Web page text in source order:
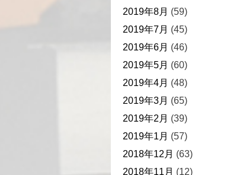
2019年8月 (59)
2019年7月 (45)
2019年6月 (46)
2019年5月 (60)
2019年4月 (48)
2019年3月 (65)
2019年2月 (39)
2019年1月 (57)
2018年12月 (63)
2018年11月 (12)